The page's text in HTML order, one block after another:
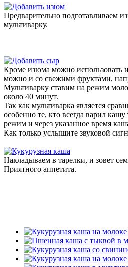
Предварительно подготавливаем
мультиварку.
Кроме изюма можно использовать
можно и со свежими фруктами,
Мультиварку ставим на режим
около 40 минут.
Так как мультиварка является
особенно те, кто всегда варил
режим и через указанное время
Как только услышите звуковой
Накладываем в тарелки, и зовет
Приятного аппетита.